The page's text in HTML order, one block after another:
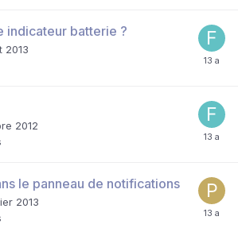
indicateur batterie ?
2013
2012
le panneau de notifications
2013